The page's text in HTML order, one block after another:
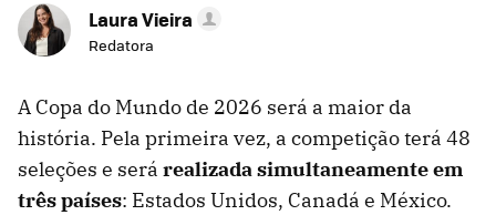
Laura Vieira
Redatora
A Copa do Mundo de 2026 será a maior da
história. Pela primeira vez, a competição terá 48
seleções e será realizada simultaneamente em
três países: Estados Unidos, Canadá e México.